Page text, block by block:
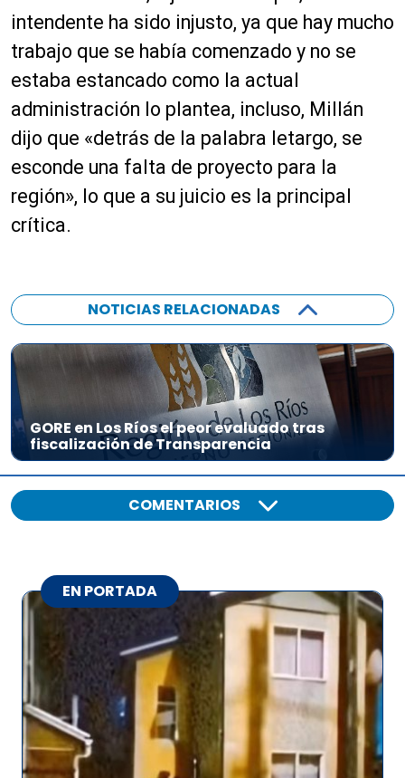
or
o
d
u
c
o
r
d
a
i
o
intendente ha sido injusto, ya que hay mucho
trabajo que se había comenzado y no se
estaba estancado como la actual
administración lo plantea, incluso, Millán
dijo que «detrás de la palabra letargo, se
esconde una falta de proyecto para la
región», lo que a su juicio es la principal
crítica.
NOTICIAS RELACIONADAS
GORE en Los Ríos el peor evaluado tras
fiscalización de Transparencia
COMENTARIOS
EN PORTADA